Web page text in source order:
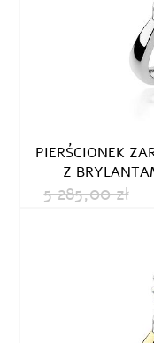
PIERŚCIONEK
Z
5 285,00 zł